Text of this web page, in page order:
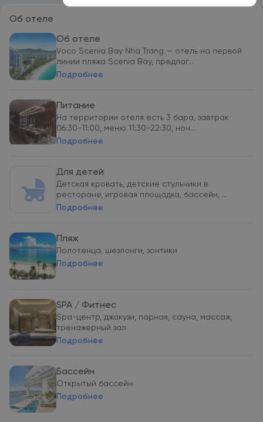
Об отеле
Об отеле
Voco Scenia Bay Nha Trang — отель на первой
линии пляжа Scenia Bay, предлаг...
Подробнее
Питание
На территории отеля есть 3 бара, завтрак
06:30-11:00, меню 11:30-22:30, ноч...
Подробнее
Для детей
Детская кровать, детские стульчики в
ресторане, игровая площадка, бассейн, ...
Подробнее
Пляж
Полотенца, шезлонги, зонтики
Подробнее
SPA / Фитнес
Spa-центр, джакузи, парная, сауна, массаж,
тренажерный зал
Подробнее
Бассейн
Открытый бассейн
Подробнее